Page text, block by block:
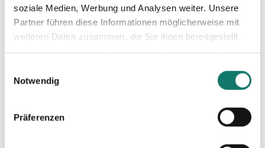
soziale Medien, Werbung und Analysen weiter. Unsere
Partner führen diese Informationen möglicherweise mit
weiteren Daten zusammen, die Sie ihnen bereitgestellt
Notwendig
Präferenzen